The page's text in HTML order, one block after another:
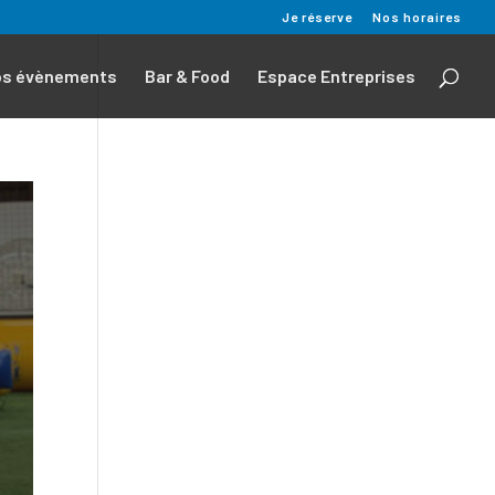
Je réserve Nos horaires
évènements Bar & Food Espace Entreprises